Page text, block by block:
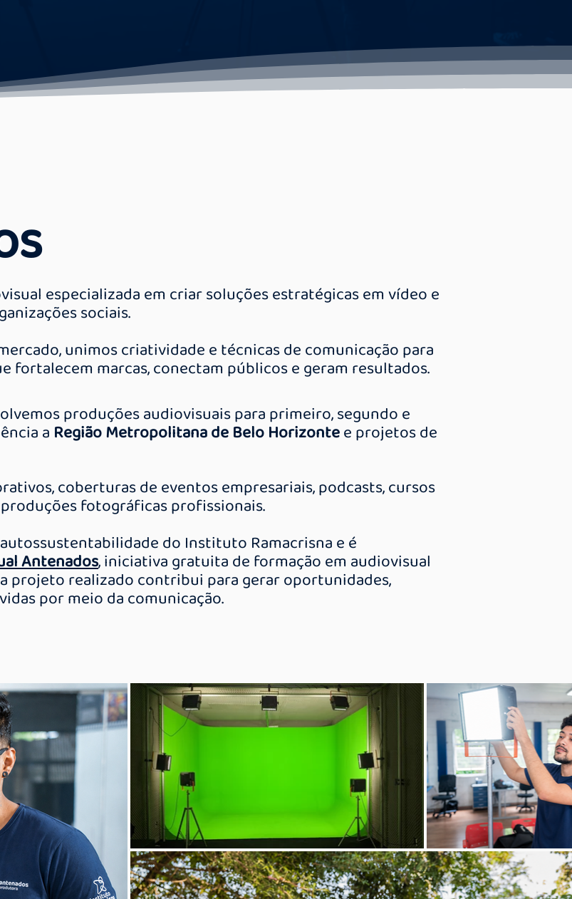
especializada em criar soluções estratégicas em vídeo e
sociais.
unimos criatividade e técnicas de comunicação para
fortalecem marcas, conectam públicos e geram resultados.
produções audiovisuais para primeiro, segundo e
a Região Metropolitana de Belo Horizontee projetos de
coberturas de eventos empresariais, podcasts, cursos
fotográficas profissionais.
do Instituto Ramacrisna e é
Antenados, iniciativa gratuita de formação em audiovisual
projeto realizado contribui para gerar oportunidades,
por meio da comunicação.